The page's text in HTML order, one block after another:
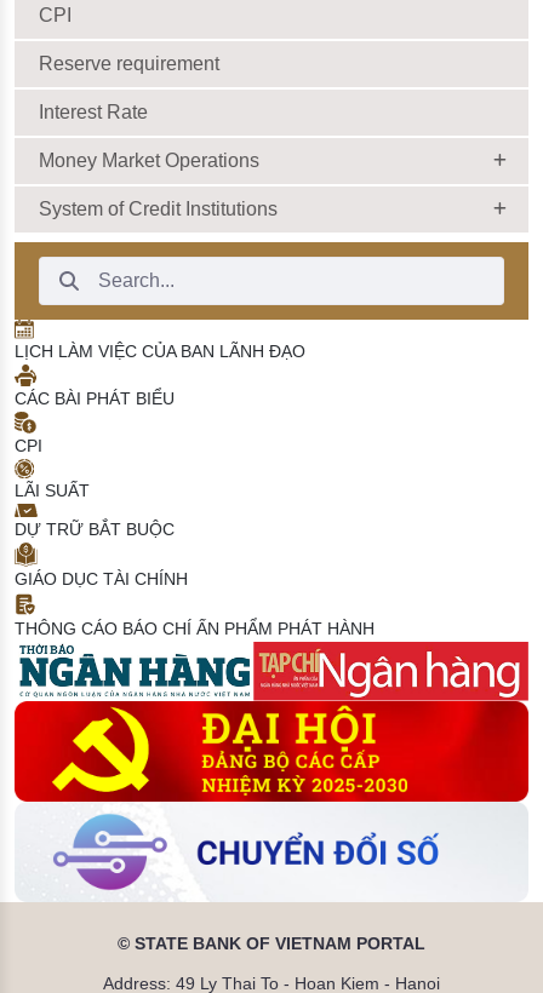
CPI
Reserve requirement
Interest Rate
Money Market Operations
System of Credit Institutions
Search Bar
LỊCH LÀM VIỆC CỦA BAN LÃNH ĐẠO
CÁC BÀI PHÁT BIỂU
CPI
LÃI SUẤT
DỰ TRỮ BẮT BUỘC
GIÁO DỤC TÀI CHÍNH
THÔNG CÁO BÁO CHÍ ẤN PHẨM PHÁT HÀNH
© STATE BANK OF VIETNAM PORTAL
Address: 49 Ly Thai To - Hoan Kiem - Hanoi